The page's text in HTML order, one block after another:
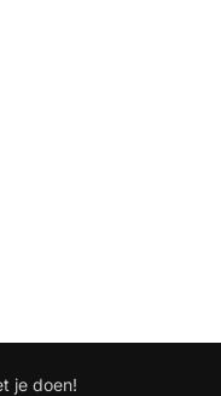
je doen!